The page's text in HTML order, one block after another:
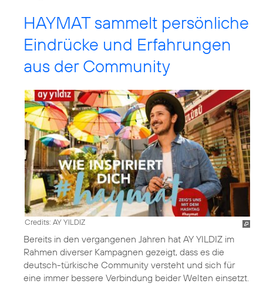
HAYMAT sammelt persönliche
Eindrücke und Erfahrungen
aus der Community
Credits: AY YILDIZ
Bereits in den vergangenen Jahren hat AY YILDIZ im
Rahmen diverser Kampagnen gezeigt, dass es die
deutsch-türkische Community versteht und sich für
eine immer bessere Verbindung beider Welten einsetzt.